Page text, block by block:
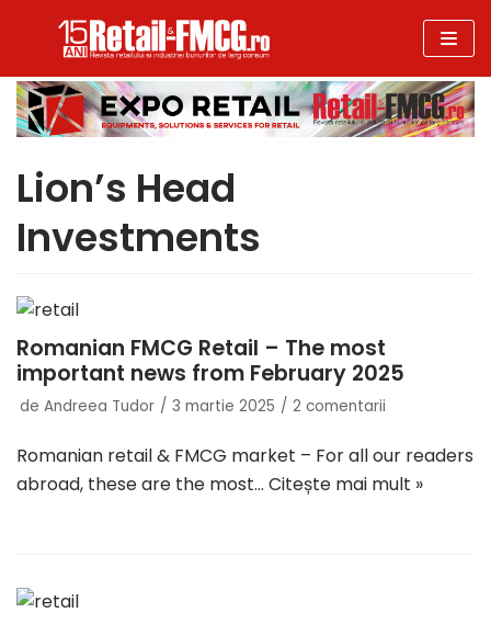
la
conținut
Lion’s Head
Investments
Romanian FMCG Retail – The most
important news from February 2025
de Andreea Tudor 3 martie 2025 2 comentarii
Romanian retail & FMCG market – For all our readers
abroad, these are the most… Citește mai mult »